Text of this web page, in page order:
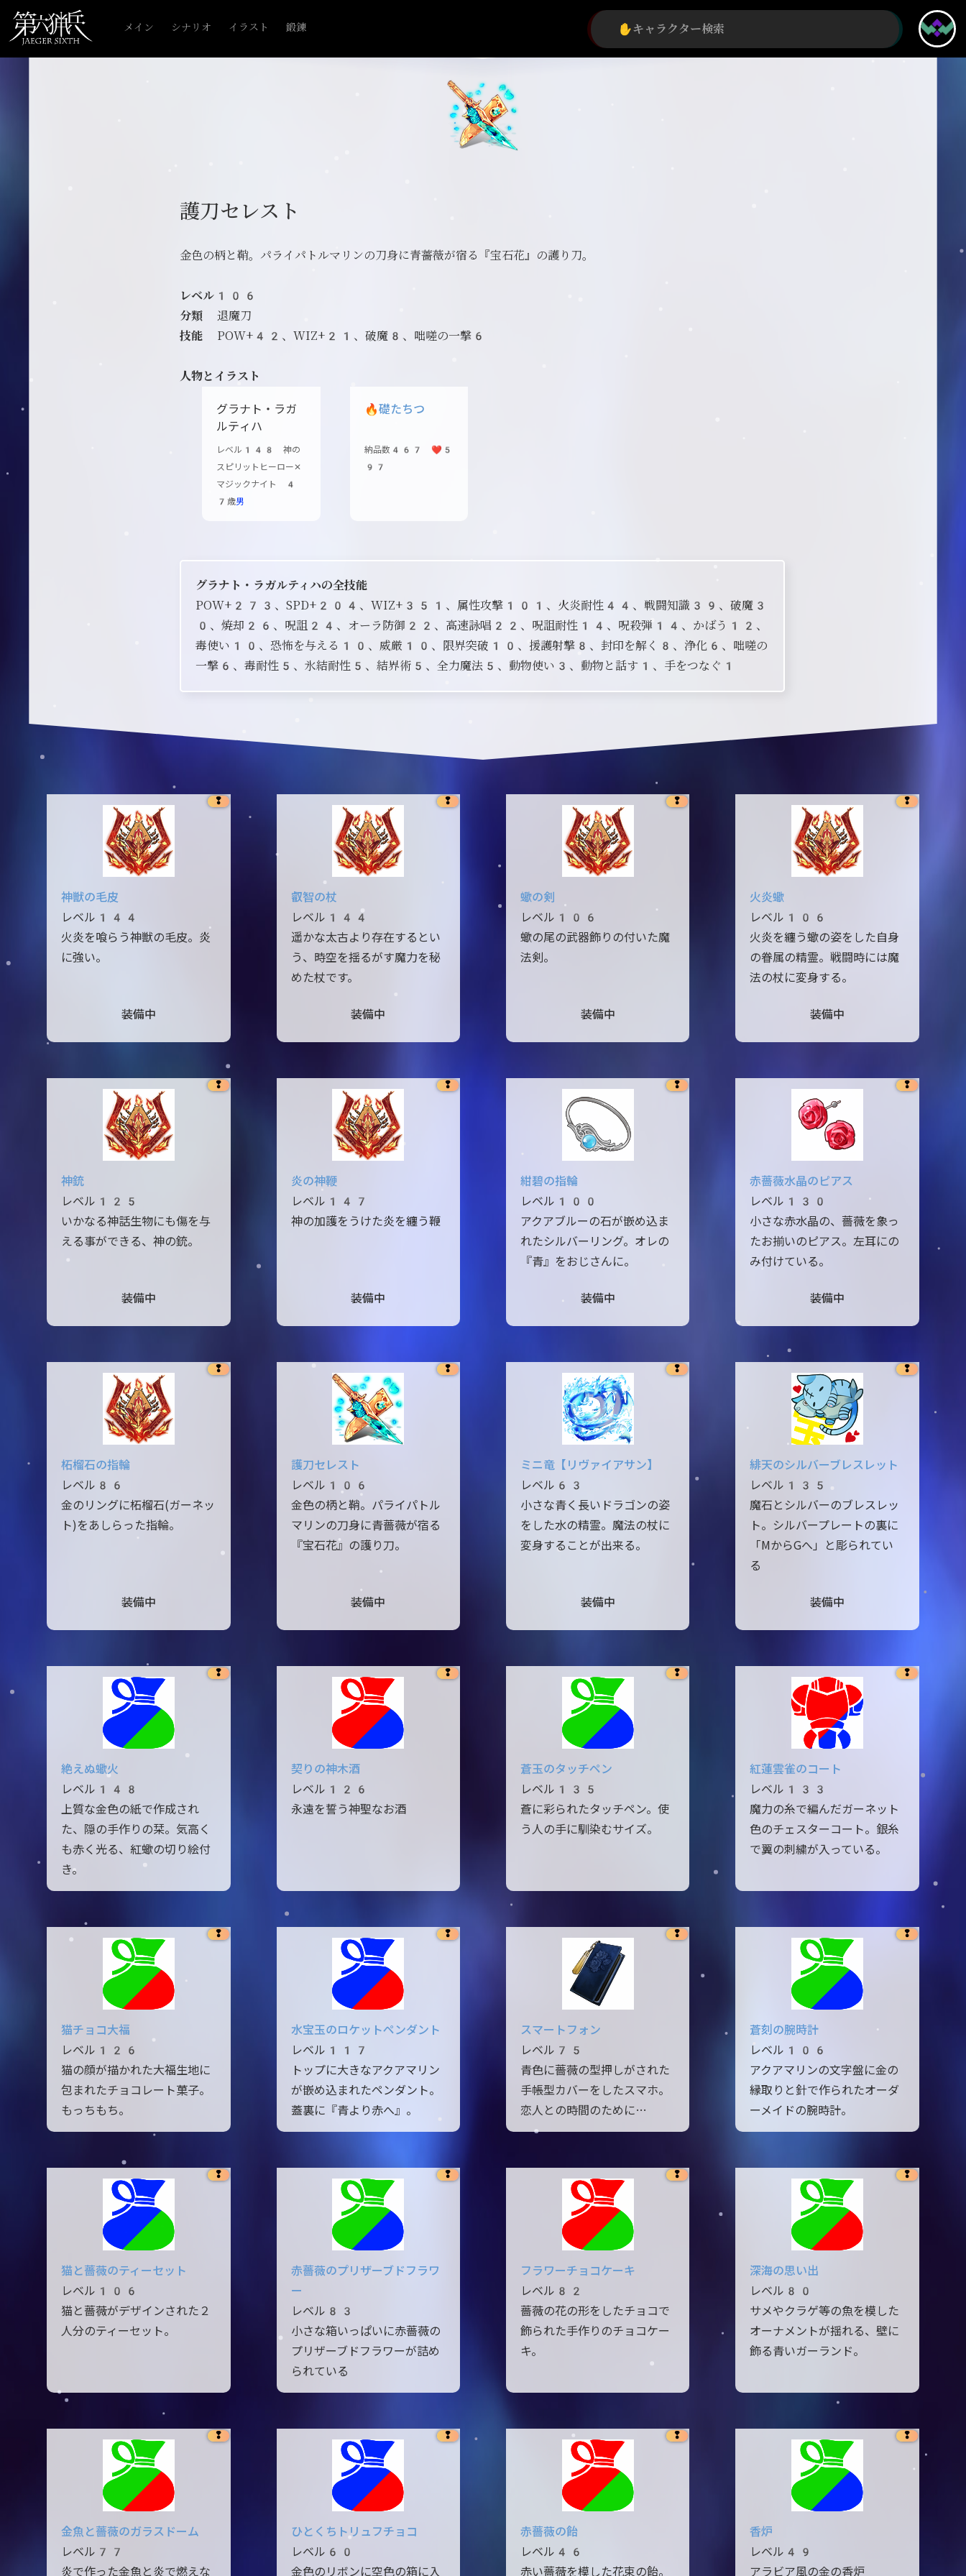
メイン シナリオ イラスト 鍛錬
護刀セレスト
金色の柄と鞘。パライパトルマリンの刀身に青薔薇が宿る『宝石花』の護り刀。
レベル106
分類 退魔刀
技能 POW+42、WIZ+21、破魔8、咄嗟の一撃6
人物とイラスト
グラナト・ラガ
ルティハ
レベル148 神の
スピリットヒーロー✕
マジックナイト 4
7歳男
🔥礎たちつ
納品数467 ❤️5
97
グラナト・ラガルティハの全技能
POW+273、SPD+204、WIZ+351、属性攻撃101、火炎耐性44、戦闘知識39、破魔3
0、焼却26、呪詛24、オーラ防御22、高速詠唱22、呪詛耐性14、呪殺弾14、かばう12、
毒使い10、恐怖を与える10、威厳10、限界突破10、援護射撃8、封印を解く8、浄化6、咄嗟の
一撃6、毒耐性5、氷結耐性5、結界術5、全力魔法5、動物使い3、動物と話す1、手をつなぐ1
❢
神獣の毛皮
レベル144
火炎を喰らう神獣の毛皮。炎
に強い。
装備中
❢
叡智の杖
レベル144
遥かな太古より存在するとい
う、時空を揺るがす魔力を秘
めた杖です。
装備中
❢
蠍の剣
レベル106
蠍の尾の武器飾りの付いた魔
法剣。
装備中
❢
火炎蠍
レベル106
火炎を纏う蠍の姿をした自身
の眷属の精霊。戦闘時には魔
法の杖に変身する。
装備中
❢
神銃
レベル125
いかなる神話生物にも傷を与
える事ができる、神の銃。
装備中
❢
炎の神鞭
レベル147
神の加護をうけた炎を纏う鞭
装備中
❢
紺碧の指輪
レベル100
アクアブルーの石が嵌め込ま
れたシルバーリング。オレの
『青』をおじさんに。
装備中
❢
赤薔薇水晶のピアス
レベル130
小さな赤水晶の、薔薇を象っ
たお揃いのピアス。左耳にの
み付けている。
装備中
❢
柘榴石の指輪
レベル86
金のリングに柘榴石(ガーネッ
ト)をあしらった指輪。
装備中
❢
護刀セレスト
レベル106
金色の柄と鞘。パライパトル
マリンの刀身に青薔薇が宿る
『宝石花』の護り刀。
装備中
❢
ミニ竜【リヴァイアサン】
レベル63
小さな青く長いドラゴンの姿
をした水の精霊。魔法の杖に
変身することが出来る。
装備中
❢
緋天のシルバーブレスレット
レベル135
魔石とシルバーのブレスレッ
ト。シルバープレートの裏に
「MからGへ」と彫られてい
る
装備中
❢
絶えぬ蠍火
レベル148
上質な金色の紙で作成され
た、隠の手作りの栞。気高く
も赤く光る、紅蠍の切り絵付
き。
❢
契りの神木酒
レベル126
永遠を誓う神聖なお酒
❢
蒼玉のタッチペン
レベル135
蒼に彩られたタッチペン。使
う人の手に馴染むサイズ。
❢
紅蓮雲雀のコート
レベル133
魔力の糸で編んだガーネット
色のチェスターコート。銀糸
で翼の刺繍が入っている。
❢
猫チョコ大福
レベル126
猫の顔が描かれた大福生地に
包まれたチョコレート菓子。
もっちもち。
❢
水宝玉のロケットペンダント
レベル117
トップに大きなアクアマリン
が嵌め込まれたペンダント。
蓋裏に『青より赤へ』。
❢
スマートフォン
レベル75
青色に薔薇の型押しがされた
手帳型カバーをしたスマホ。
恋人との時間のために…
❢
蒼刻の腕時計
レベル106
アクアマリンの文字盤に金の
縁取りと針で作られたオーダ
ーメイドの腕時計。
❢
猫と薔薇のティーセット
レベル106
猫と薔薇がデザインされた２
人分のティーセット。
❢
赤薔薇のプリザーブドフラワ
ー
レベル83
小さな箱いっぱいに赤薔薇の
プリザーブドフラワーが詰め
られている
❢
フラワーチョコケーキ
レベル82
薔薇の花の形をしたチョコで
飾られた手作りのチョコケー
キ。
❢
深海の思い出
レベル80
サメやクラゲ等の魚を模した
オーナメントが揺れる、壁に
飾る青いガーランド。
❢
金魚と薔薇のガラスドーム
レベル77
炎で作った金魚と炎で燃えな
❢
ひとくちトリュフチョコ
レベル60
金色のリボンに空色の箱に入
❢
赤薔薇の飴
レベル46
赤い薔薇を模した花束の飴。
❢
香炉
レベル49
アラビア風の金の香炉